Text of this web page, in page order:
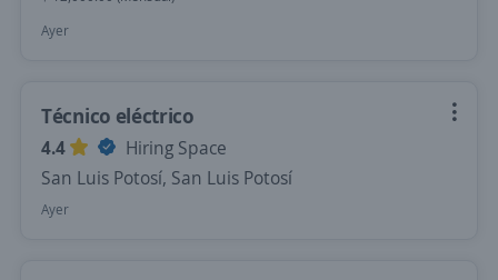
Ayer
Técnico eléctrico
4.4
Hiring Space
San Luis Potosí, San Luis Potosí
Ayer